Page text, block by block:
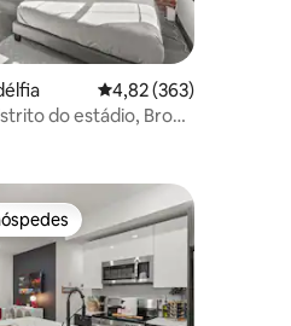
108 avaliações4,82 de uma avaliação
4,82 (363)
do estádio, Broad
preferidos dos hóspedes